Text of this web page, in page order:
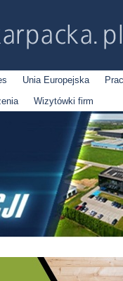
Unia Europejska
Wizytówki firm